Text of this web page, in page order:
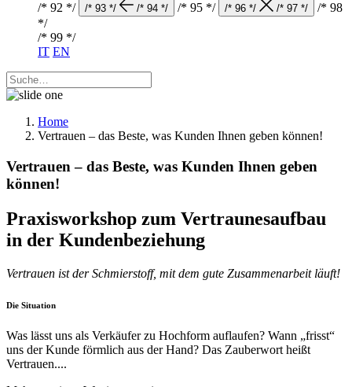
/* 92 */
/* 93 */ /* 94 */ /* 95 */ /* 96 */ /* 97 */
/* 98
*/
/* 99 */
IT EN
Home
Vertrauen – das Beste, was Kunden Ihnen geben können!
Vertrauen – das Beste, was Kunden Ihnen geben
können!
Praxisworkshop zum Vertraunesaufbau
in der Kundenbeziehung
Vertrauen ist der Schmierstoff, mit dem gute Zusammenarbeit läuft!
Die Situation
Was lässt uns als Verkäufer zu Hochform auflaufen? Wann „frisst“
uns der Kunde förmlich aus der Hand? Das Zauberwort heißt
Vertrauen....